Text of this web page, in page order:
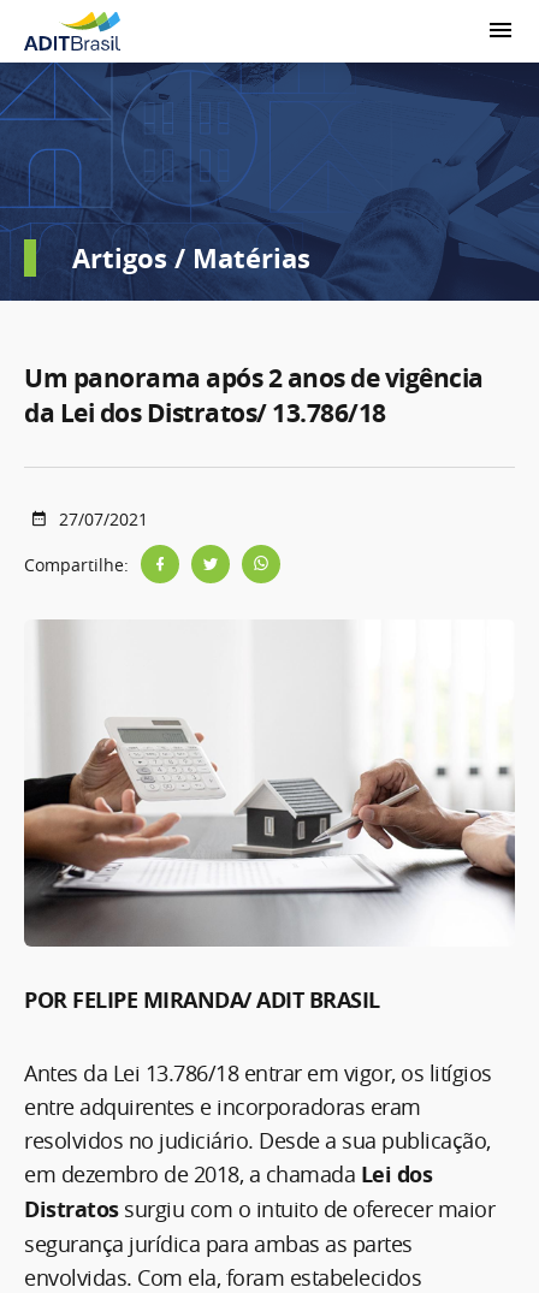
Artigos / Matérias
Um panorama após 2 anos de vigência
da Lei dos Distratos/ 13.786/18
27/07/2021
Compartilhe:
POR FELIPE MIRANDA/ ADIT BRASIL
Antes da Lei 13.786/18 entrar em vigor, os litígios
entre adquirentes e incorporadoras eram
resolvidos no judiciário. Desde a sua publicação,
em dezembro de 2018, a chamada Lei dos
Distratossurgiu com o intuito de oferecer maior
segurança jurídica para ambas as partes
envolvidas. Com ela, foram estabelecidos